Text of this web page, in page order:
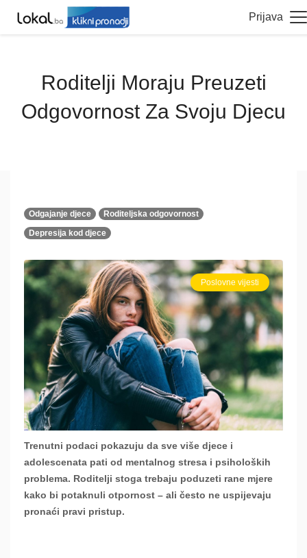
Prijava
Roditelji Moraju Preuzeti
Odgovornost Za Svoju Djecu
Odgajanje djece
Roditeljska odgovornost
Depresija kod djece
Poslovne vijesti
Trenutni podaci pokazuju da sve više djece i
adolescenata pati od mentalnog stresa i psiholoških
problema. Roditelji stoga trebaju poduzeti rane mjere
kako bi potaknuli otpornost – ali često ne uspijevaju
pronaći pravi pristup.